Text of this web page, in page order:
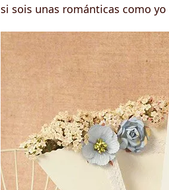
si sois unas románticas como